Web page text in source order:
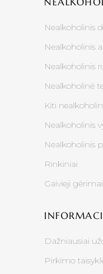
Nealkoholinis
Nealkoholinis
Nealkoholinis
Nealkoholinė
Kiti
Nealkoholinis
Nealkoholinis
Rinkiniai
Gaivieji gėrimai
Dažniausiai
Pirkimo